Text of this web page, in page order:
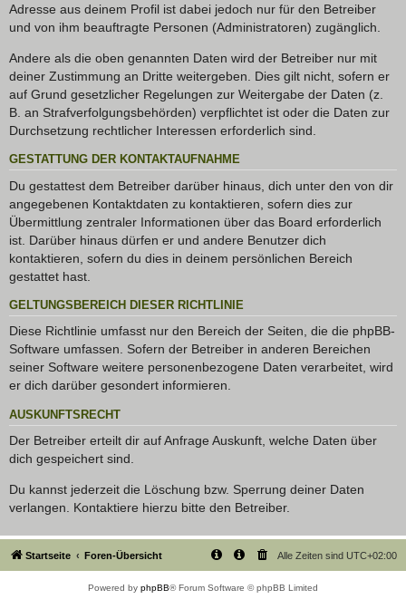
Adresse aus deinem Profil ist dabei jedoch nur für den Betreiber
und von ihm beauftragte Personen (Administratoren) zugänglich.
Andere als die oben genannten Daten wird der Betreiber nur mit
deiner Zustimmung an Dritte weitergeben. Dies gilt nicht, sofern er
auf Grund gesetzlicher Regelungen zur Weitergabe der Daten (z.
B. an Strafverfolgungsbehörden) verpflichtet ist oder die Daten zur
Durchsetzung rechtlicher Interessen erforderlich sind.
GESTATTUNG DER KONTAKTAUFNAHME
Du gestattest dem Betreiber darüber hinaus, dich unter den von dir
angegebenen Kontaktdaten zu kontaktieren, sofern dies zur
Übermittlung zentraler Informationen über das Board erforderlich
ist. Darüber hinaus dürfen er und andere Benutzer dich
kontaktieren, sofern du dies in deinem persönlichen Bereich
gestattet hast.
GELTUNGSBEREICH DIESER RICHTLINIE
Diese Richtlinie umfasst nur den Bereich der Seiten, die die phpBB-
Software umfassen. Sofern der Betreiber in anderen Bereichen
seiner Software weitere personenbezogene Daten verarbeitet, wird
er dich darüber gesondert informieren.
AUSKUNFTSRECHT
Der Betreiber erteilt dir auf Anfrage Auskunft, welche Daten über
dich gespeichert sind.
Du kannst jederzeit die Löschung bzw. Sperrung deiner Daten
verlangen. Kontaktiere hierzu bitte den Betreiber.
Startseite Foren-Übersicht Alle Zeiten sind UTC+02:00
Powered by phpBB® Forum Software © phpBB Limited